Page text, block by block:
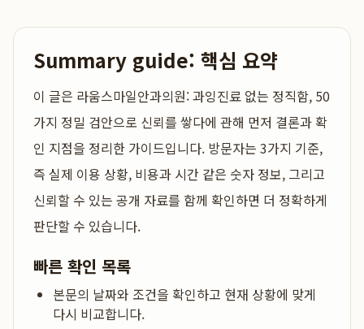
Summary guide: 핵심 요약
이 글은 라움스마일안과의원: 과잉진료 없는 정직함, 50
가지 정밀 검안으로 신뢰를 쌓다에 관해 먼저 결론과 확
인 지점을 정리한 가이드입니다. 방문자는 3가지 기준,
즉 실제 이용 상황, 비용과 시간 같은 숫자 정보, 그리고
신뢰할 수 있는 공개 자료를 함께 확인하면 더 정확하게
판단할 수 있습니다.
빠른 확인 목록
본문의 날짜와 조건을 확인하고 현재 상황에 맞게
다시 비교합니다.